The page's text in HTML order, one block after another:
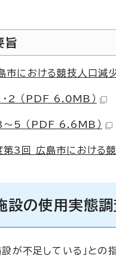
旨
島市における競技人口
2 （PDF 6.0MB）
～5 （PDF 6.6MB）
第3回 広島市における
設の使用実態
が不足している」との